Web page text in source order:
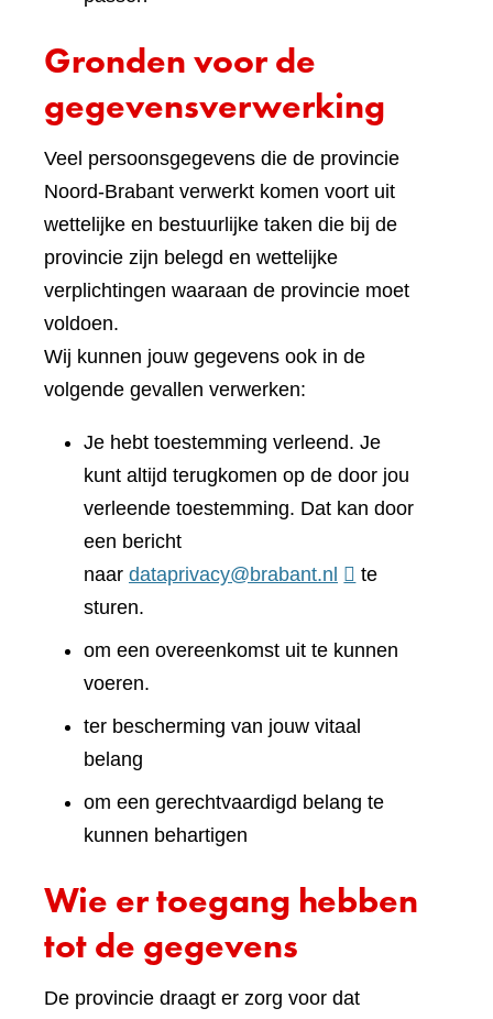
Gronden voor de
gegevensverwerking
Veel persoonsgegevens die de provincie
Noord-Brabant verwerkt komen voort uit
wettelijke en bestuurlijke taken die bij de
provincie zijn belegd en wettelijke
verplichtingen waaraan de provincie moet
voldoen.
Wij kunnen jouw gegevens ook in de
volgende gevallen verwerken:
Je hebt toestemming verleend. Je
kunt altijd terugkomen op de door jou
verleende toestemming. Dat kan door
een bericht
naar dataprivacy@brabant.nl
te
sturen.
om een overeenkomst uit te kunnen
voeren.
ter bescherming van jouw vitaal
belang
om een gerechtvaardigd belang te
kunnen behartigen
Wie er toegang hebben
tot de gegevens
De provincie draagt er zorg voor dat